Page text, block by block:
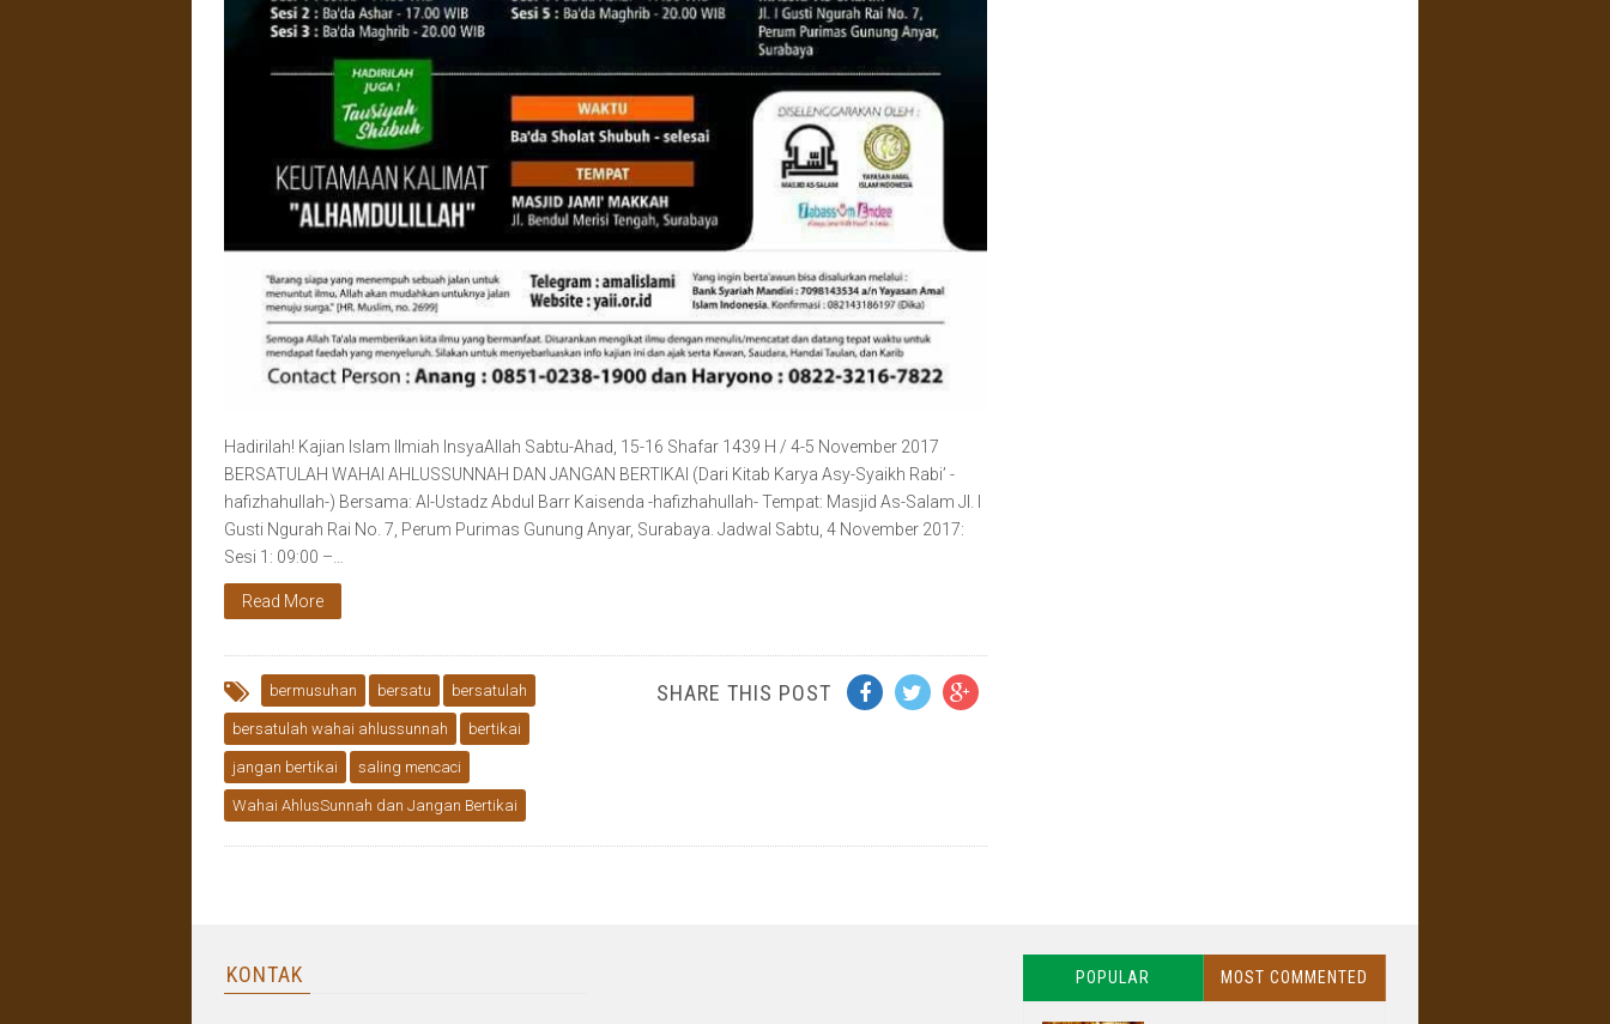
Hadirilah! Kajian Islam Ilmiah InsyaAllah Sabtu-Ahad, 15-16 Shafar 1439 H / 4-5 November 2017
BERSATULAH WAHAI AHLUSSUNNAH DAN JANGAN BERTIKAI (Dari Kitab Karya Asy-Syaikh Rabi’ -
hafizhahullah-) Bersama: Al-Ustadz Abdul Barr Kaisenda -hafizhahullah- Tempat: Masjid As-Salam Jl. I
Gusti Ngurah Rai No. 7, Perum Purimas Gunung Anyar, Surabaya. Jadwal Sabtu, 4 November 2017:
Sesi 1: 09:00 –…
Read More
bermusuhan bersatu bersatulah
bersatulah wahai ahlussunnah bertikai
jangan bertikai saling mencaci
Wahai AhlusSunnah dan Jangan Bertikai
SHARE THIS POST
KONTAK POPULAR MOST COMMENTED